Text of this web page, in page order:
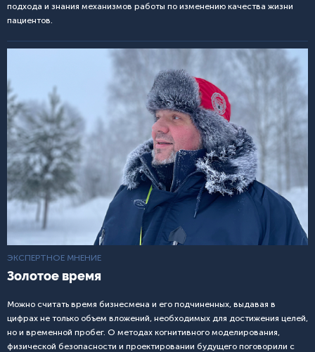
подхода и знания механизмов работы по изменению качества жизни
пациентов.
ЭКСПЕРТНОЕ МНЕНИЕ
Золотое время
Можно считать время бизнесмена и его подчиненных, выдавая в
цифрах не только объем вложений, необходимых для достижения целей,
но и временной пробег. О методах когнитивного моделирования,
физической безопасности и проектировании будущего поговорили с